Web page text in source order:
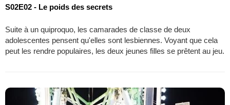
S02E02 - Le poids des secrets
Suite à un quiproquo, les camarades de classe de deux
adolescentes pensent qu'elles sont lesbiennes. Voyant que cela
peut les rendre populaires, les deux jeunes filles se prêtent au jeu.